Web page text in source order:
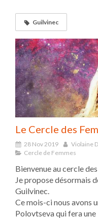
Guilvinec
Le Cercle des
28 Nov 2019
Violaine
Cercle de Femmes
Bienvenue au cercle
Je propose désormais
Guilvinec.
Ce mois-ci nous avons
Polovtseva qui fera